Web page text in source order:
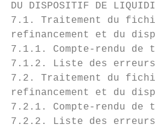
DU DISPOSITIF
7.1. Traitement du
refinancement et
7.1.1. Compte-
7.1.2. Liste des
7.2. Traitement du
refinancement et
7.2.1. Compte-
7.2.2. Liste des